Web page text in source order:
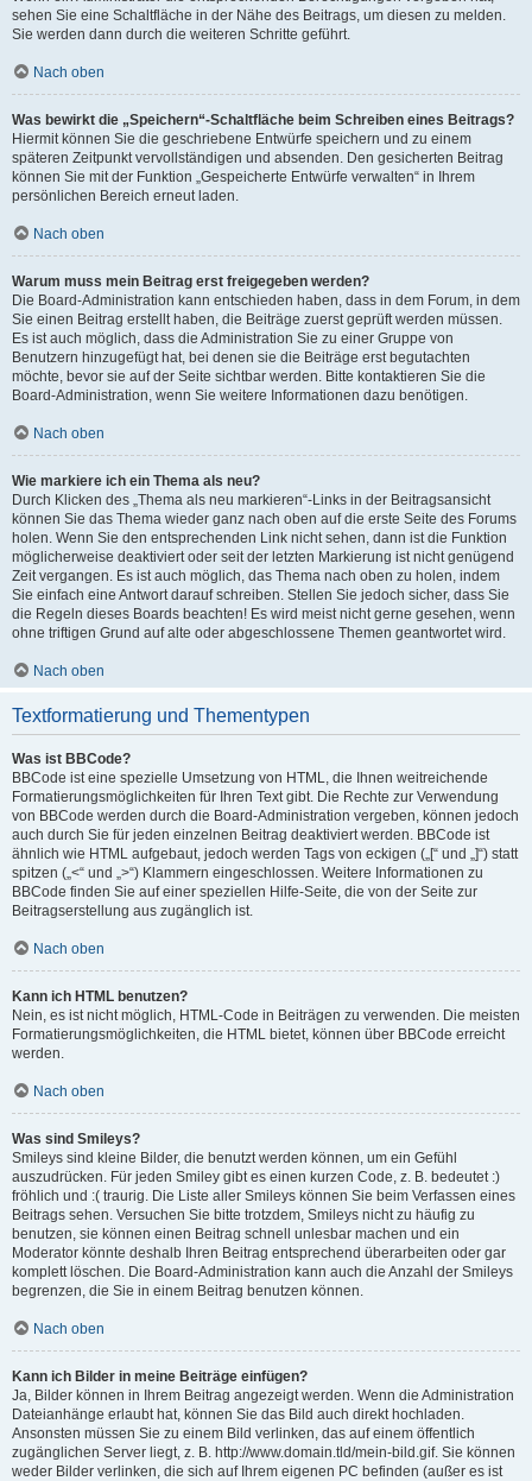
sehen Sie eine Schaltfläche in der Nähe des Beitrags, um diesen zu melden.
Sie werden dann durch die weiteren Schritte geführt.
Nach oben
Was bewirkt die „Speichern“-Schaltfläche beim Schreiben eines Beitrags?
Hiermit können Sie die geschriebene Entwürfe speichern und zu einem
späteren Zeitpunkt vervollständigen und absenden. Den gesicherten Beitrag
können Sie mit der Funktion „Gespeicherte Entwürfe verwalten“ in Ihrem
persönlichen Bereich erneut laden.
Nach oben
Warum muss mein Beitrag erst freigegeben werden?
Die Board-Administration kann entschieden haben, dass in dem Forum, in dem
Sie einen Beitrag erstellt haben, die Beiträge zuerst geprüft werden müssen.
Es ist auch möglich, dass die Administration Sie zu einer Gruppe von
Benutzern hinzugefügt hat, bei denen sie die Beiträge erst begutachten
möchte, bevor sie auf der Seite sichtbar werden. Bitte kontaktieren Sie die
Board-Administration, wenn Sie weitere Informationen dazu benötigen.
Nach oben
Wie markiere ich ein Thema als neu?
Durch Klicken des „Thema als neu markieren“-Links in der Beitragsansicht
können Sie das Thema wieder ganz nach oben auf die erste Seite des Forums
holen. Wenn Sie den entsprechenden Link nicht sehen, dann ist die Funktion
möglicherweise deaktiviert oder seit der letzten Markierung ist nicht genügend
Zeit vergangen. Es ist auch möglich, das Thema nach oben zu holen, indem
Sie einfach eine Antwort darauf schreiben. Stellen Sie jedoch sicher, dass Sie
die Regeln dieses Boards beachten! Es wird meist nicht gerne gesehen, wenn
ohne triftigen Grund auf alte oder abgeschlossene Themen geantwortet wird.
Nach oben
Textformatierung und Thementypen
Was ist BBCode?
BBCode ist eine spezielle Umsetzung von HTML, die Ihnen weitreichende
Formatierungsmöglichkeiten für Ihren Text gibt. Die Rechte zur Verwendung
von BBCode werden durch die Board-Administration vergeben, können jedoch
auch durch Sie für jeden einzelnen Beitrag deaktiviert werden. BBCode ist
ähnlich wie HTML aufgebaut, jedoch werden Tags von eckigen („[“ und „]“) statt
spitzen („<“ und „>“) Klammern eingeschlossen. Weitere Informationen zu
BBCode finden Sie auf einer speziellen Hilfe-Seite, die von der Seite zur
Beitragserstellung aus zugänglich ist.
Nach oben
Kann ich HTML benutzen?
Nein, es ist nicht möglich, HTML-Code in Beiträgen zu verwenden. Die meisten
Formatierungsmöglichkeiten, die HTML bietet, können über BBCode erreicht
werden.
Nach oben
Was sind Smileys?
Smileys sind kleine Bilder, die benutzt werden können, um ein Gefühl
auszudrücken. Für jeden Smiley gibt es einen kurzen Code, z. B. bedeutet :)
fröhlich und :( traurig. Die Liste aller Smileys können Sie beim Verfassen eines
Beitrags sehen. Versuchen Sie bitte trotzdem, Smileys nicht zu häufig zu
benutzen, sie können einen Beitrag schnell unlesbar machen und ein
Moderator könnte deshalb Ihren Beitrag entsprechend überarbeiten oder gar
komplett löschen. Die Board-Administration kann auch die Anzahl der Smileys
begrenzen, die Sie in einem Beitrag benutzen können.
Nach oben
Kann ich Bilder in meine Beiträge einfügen?
Ja, Bilder können in Ihrem Beitrag angezeigt werden. Wenn die Administration
Dateianhänge erlaubt hat, können Sie das Bild auch direkt hochladen.
Ansonsten müssen Sie zu einem Bild verlinken, das auf einem öffentlich
zugänglichen Server liegt, z. B. http://www.domain.tld/mein-bild.gif. Sie können
weder Bilder verlinken, die sich auf Ihrem eigenen PC befinden (außer es ist